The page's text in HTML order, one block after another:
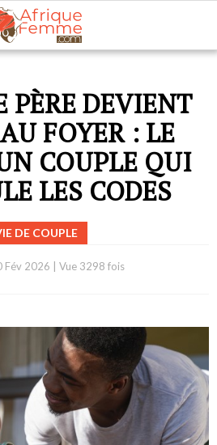
PÈRE DEVIENT
FOYER : LE
COUPLE QUI
LES CODES
DE COUPLE
Fév 2026 Vue 3298 fois